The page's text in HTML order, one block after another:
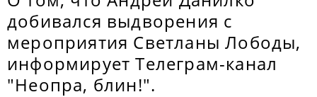
добивался выдворения с
мероприятия Светланы Лободы,
информирует Телеграм-канал
"Неопра, блин!".